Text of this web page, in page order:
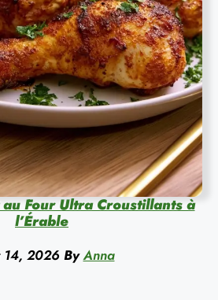
Four Ultra Croustillants à
l’Érable
14, 2026 By Anna